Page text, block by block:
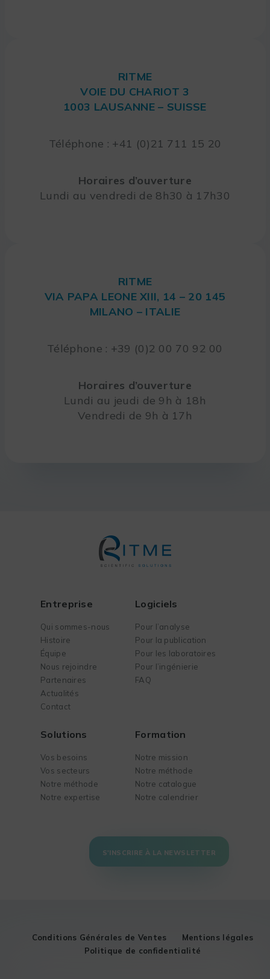
RITME
VOIE DU CHARIOT 3
1003 LAUSANNE – SUISSE
Téléphone : +41 (0)21 711 15 20
Horaires d’ouverture
Lundi au vendredi de 8h30 à 17h30
RITME
VIA PAPA LEONE XIII, 14 – 20 145
MILANO – ITALIE
Téléphone : +39 (0)2 00 70 92 00
Horaires d’ouverture
Lundi au jeudi de 9h à 18h
Vendredi de 9h à 17h
Entreprise
Qui sommes-nous
Histoire
Équipe
Nous rejoindre
Partenaires
Actualités
Contact
Logiciels
Pour l’analyse
Pour la publication
Pour les laboratoires
Pour l’ingénierie
FAQ
Solutions
Vos besoins
Vos secteurs
Notre méthode
Notre expertise
Formation
Notre mission
Notre méthode
Notre catalogue
Notre calendrier
S'INSCRIRE À LA NEWSLETTER
Conditions Générales de Ventes
Mentions légales
Politique de confidentialité